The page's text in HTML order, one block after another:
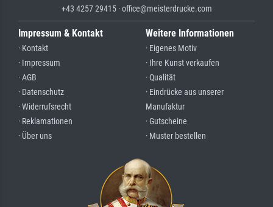
+43 4257 29415 · office@meisterdrucke.com
Impressum & Kontakt
· Kontakt
· Impressum
· AGB
· Datenschutz
· Widerrufsrecht
· Reklamationen
· Über uns
Weitere Informationen
· Eigenes Motiv
· Ihre Kunst verkaufen
· Qualität
· Eindrücke aus unserer
Manufaktur
· Gutscheine
· Muster bestellen